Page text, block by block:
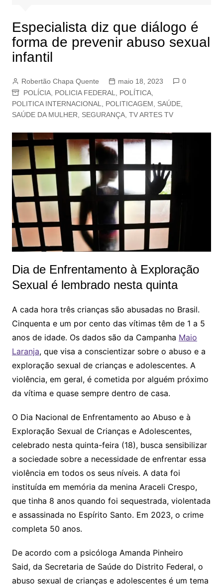
Especialista diz que diálogo é
forma de prevenir abuso sexual
infantil
Robertão Chapa Quente maio 18, 2023
0
POLÍCIA, POLICIA FEDERAL POLÍTICA,
POLITICA INTERNACIONAL
POLITICAGEM SAÚDE,
SAÚDE DA MULHER
SEGURANÇA, TV ARTES TV
Dia de Enfrentamento à Exploração
Sexual é lembrado nesta quinta
A cada hora três crianças são abusadas no Brasil.
Cinquenta e um por cento das vítimas têm de 1 a 5
anos de idade. Os dados são da Campanha Maio
Laranja, que visa a conscientizar sobre o abuso e a
exploração sexual de crianças e adolescentes. A
violência, em geral, é cometida por alguém próximo
da vítima e quase sempre dentro de casa.
O Dia Nacional de Enfrentamento ao Abuso e à
Exploração Sexual de Crianças e Adolescentes,
celebrado nesta quinta-feira (18), busca sensibilizar
a sociedade sobre a necessidade de enfrentar essa
violência em todos os seus níveis. A data foi
instituída em memória da menina Araceli Crespo,
que tinha 8 anos quando foi sequestrada, violentada
e assassinada no Espírito Santo. Em 2023, o crime
completa 50 anos.
De acordo com a psicóloga Amanda Pinheiro
Said, da Secretaria de Saúde do Distrito Federal, o
abuso sexual de crianças e adolescentes é um tema